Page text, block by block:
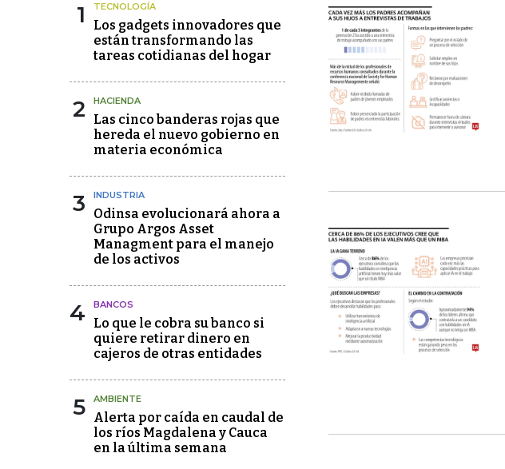
1 TECNOLOGÍA
Los gadgets innovadores que
están transformando las
tareas cotidianas del hogar
2 HACIENDA
Las cinco banderas rojas que
hereda el nuevo gobierno en
materia económica
3 INDUSTRIA
Odinsa evolucionará ahora a
Grupo Argos Asset
Managment para el manejo
de los activos
4 BANCOS
Lo que le cobra su banco si
quiere retirar dinero en
cajeros de otras entidades
5 AMBIENTE
Alerta por caída en caudal de
los ríos Magdalena y Cauca
en la última semana